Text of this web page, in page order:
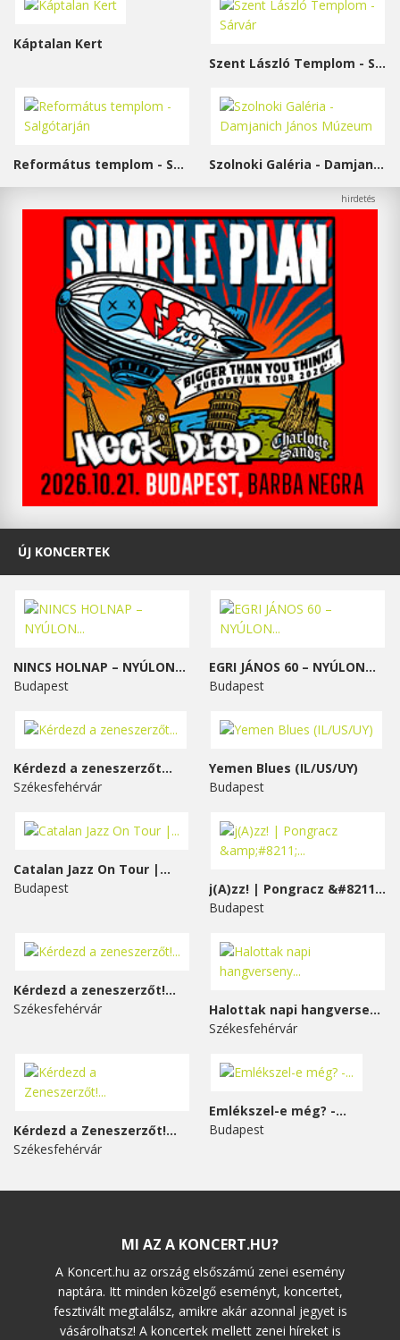
Káptalan Kert
Szent László Templom - Sárvár
Református templom - Salgótarján Szolnoki Galéria - Damjanich János Múzeum
ÚJ KONCERTEK
NINCS HOLNAP – NYÚLON...
Budapest
EGRI JÁNOS 60 – NYÚLON...
Budapest
Kérdezd a zeneszerzőt...
Székesfehérvár
Yemen Blues (IL/US/UY)
Budapest
Catalan Jazz On Tour |...
Budapest
j(A)zz! | Pongracz &#8211;...
Budapest
Kérdezd a zeneszerzőt!...
Székesfehérvár
Halottak napi hangverseny...
Székesfehérvár
Kérdezd a Zeneszerzőt!...
Székesfehérvár
Emlékszel-e még? -...
Budapest
MI AZ A KONCERT.HU?
A Koncert.hu az ország elsőszámú zenei esemény
naptára. Itt minden közelgő eseményt, koncertet,
fesztivált megtalálsz, amikre akár azonnal jegyet is
vásárolhatsz! A koncertek mellett zenei híreket is